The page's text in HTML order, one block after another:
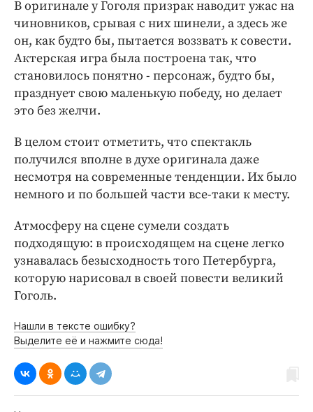
В оригинале у Гоголя призрак наводит ужас на
чиновников, срывая с них шинели, а здесь же
он, как будто бы, пытается воззвать к совести.
Актерская игра была построена так, что
становилось понятно - персонаж, будто бы,
празднует свою маленькую победу, но делает
это без желчи.
В целом стоит отметить, что спектакль
получился вполне в духе оригинала даже
несмотря на современные тенденции. Их было
немного и по большей части все-таки к месту.
Атмосферу на сцене сумели создать
подходящую: в происходящем на сцене легко
узнавалась безысходность того Петербурга,
которую нарисовал в своей повести великий
Гоголь.
Нашли в тексте ошибку?
Выделите её и нажмите сюда!